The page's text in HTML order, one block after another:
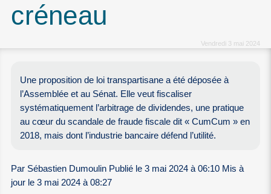
créneau
Vendredi 3 mai 2024
Une proposition de loi transpartisane a été déposée à
l’Assemblée et au Sénat. Elle veut fiscaliser
systématiquement l’arbitrage de dividendes, une pratique
au cœur du scandale de fraude fiscale dit « CumCum » en
2018, mais dont l’industrie bancaire défend l’utilité.
Par Sébastien Dumoulin Publié le 3 mai 2024 à 06:10 Mis à
jour le 3 mai 2024 à 08:27